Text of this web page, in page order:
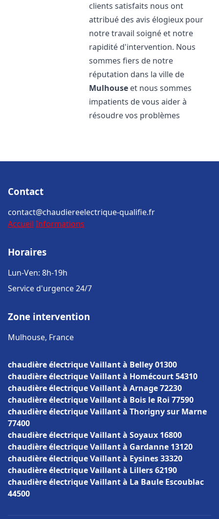
clients satisfaits nous ont
attribué des avis élogieux pour
notre travail soigné et notre
rapidité d'intervention. Nous
sommes fiers de notre
réputation dans la ville de
Mulhouse et nous sommes
impatients de vous aider à
résoudre vos problèmes
Contact
contact@chaudiereelectrique-qualifie.fr
Accueil Informations
Horaires
Lun-Ven: 8h-19h
Service d'urgence 24/7
Zone intervention
Mulhouse, France
chaudière électrique Vaillant à Belley 01300
chaudière électrique Vaillant à Homécourt 54310
chaudière électrique Vaillant à Arnage 72230
chaudière électrique Vaillant à Bois le Roi 77590
chaudière électrique Vaillant à Thorigny sur Marne
77400
chaudière électrique Vaillant à Soyaux 16800
chaudière électrique Vaillant à Gardanne 13120
chaudière électrique Vaillant à Eysines 33320
chaudière électrique Vaillant à Lillers 62190
chaudière électrique Vaillant à La Baule Escoublac
44500